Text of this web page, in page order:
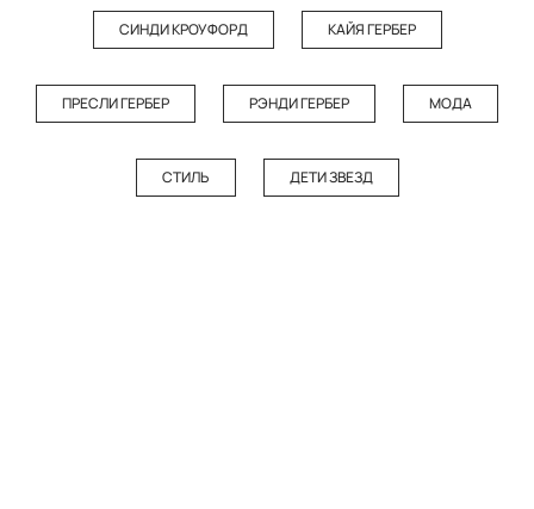
СИНДИ КРОУФОРД КАЙЯ ГЕРБЕР
ПРЕСЛИ ГЕРБЕР РЭНДИ ГЕРБЕР МОДА
СТИЛЬ ДЕТИ ЗВЕЗД